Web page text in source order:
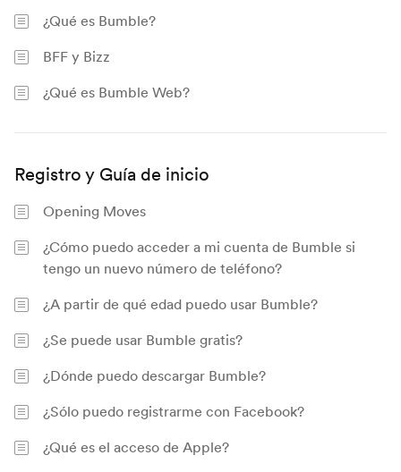
¿Qué es Bumble?
BFF y Bizz
¿Qué es Bumble Web?
Registro y Guía de inicio
Opening Moves
¿Cómo puedo acceder a mi cuenta de Bumble si
tengo un nuevo número de teléfono?
¿A partir de qué edad puedo usar Bumble?
¿Se puede usar Bumble gratis?
¿Dónde puedo descargar Bumble?
¿Sólo puedo registrarme con Facebook?
¿Qué es el acceso de Apple?